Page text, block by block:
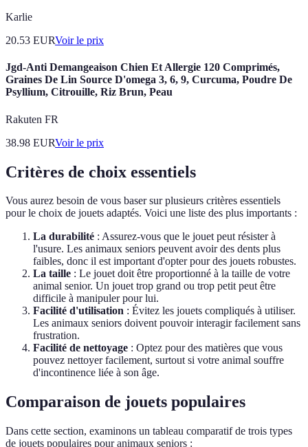
Karlie
20.53 EURVoir le prix
Jgd-Anti Demangeaison Chien Et Allergie 120 Comprimés,
Graines De Lin Source D'omega 3, 6, 9, Curcuma, Poudre De
Psyllium, Citrouille, Riz Brun, Peau
Rakuten FR
38.98 EURVoir le prix
Critères de choix essentiels
Vous aurez besoin de vous baser sur plusieurs critères essentiels
pour le choix de jouets adaptés. Voici une liste des plus importants :
La durabilité : Assurez-vous que le jouet peut résister à
l'usure. Les animaux seniors peuvent avoir des dents plus
faibles, donc il est important d'opter pour des jouets robustes.
La taille : Le jouet doit être proportionné à la taille de votre
animal senior. Un jouet trop grand ou trop petit peut être
difficile à manipuler pour lui.
Facilité d'utilisation : Évitez les jouets compliqués à utiliser.
Les animaux seniors doivent pouvoir interagir facilement sans
frustration.
Facilité de nettoyage : Optez pour des matières que vous
pouvez nettoyer facilement, surtout si votre animal souffre
d'incontinence liée à son âge.
Comparaison de jouets populaires
Dans cette section, examinons un tableau comparatif de trois types
de jouets populaires pour animaux seniors :